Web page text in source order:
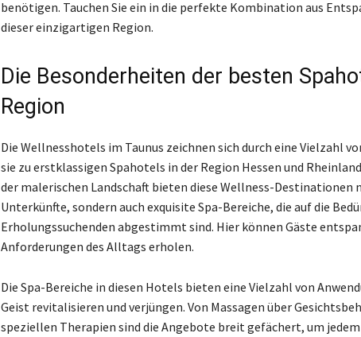
benötigen. Tauchen Sie ein in die perfekte Kombination aus
dieser einzigartigen Region.
Die Besonderheiten der besten
Region
Die Wellnesshotels im Taunus zeichnen sich durch eine Vielzahl
sie zu erstklassigen Spahotels in der Region Hessen und
der malerischen Landschaft bieten diese Wellness-Destinationen
Unterkünfte, sondern auch exquisite Spa-Bereiche, die auf die
Erholungssuchenden abgestimmt sind. Hier können Gäste
Anforderungen des Alltags erholen.
Die Spa-Bereiche in diesen Hotels bieten eine Vielzahl von
Geist revitalisieren und verjüngen. Von Massagen über
speziellen Therapien sind die Angebote breit gefächert, um